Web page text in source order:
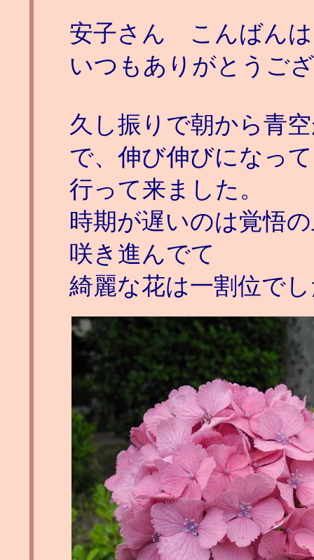
安子さん こんばんは
いつもありがとうご
久し振りで朝から青
で、伸び伸びになっ
行って来ました。
時期が遅いのは覚悟
咲き進んでて
綺麗な花は一割位で